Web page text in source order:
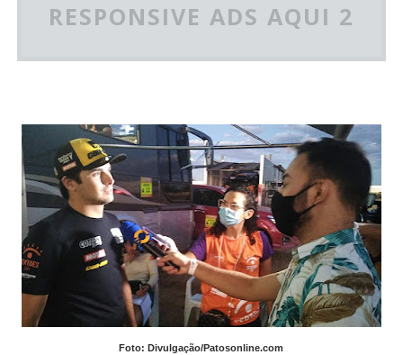
RESPONSIVE ADS AQUI 2
Foto: Divulgação/Patosonline.com